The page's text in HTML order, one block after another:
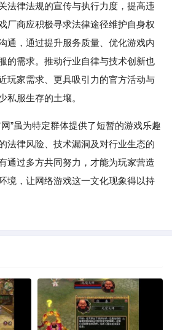
法律法规的宣传与执行力度，提高违
厂商应积极寻求法律途径维护自身权
通，通过提升服务质量、优化游戏内
的需求。推动行业自律与技术创新也
玩家需求、更具吸引力的官方活动与
私服生存的土壤。
”虽为特定群体提供了短暂的游戏乐趣
法律风险、技术漏洞及对行业生态的
通过多方共同努力，才能为玩家营造
境，让网络游戏这一文化现象得以持